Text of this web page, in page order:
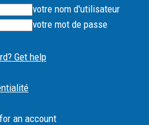
votre nom d'utilisateur
votre mot de passe
Get help
an account